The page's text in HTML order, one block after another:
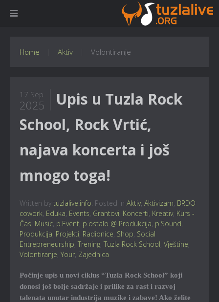
Home Aktiv Volontiranje
17 Sep
2025
Upis u Tuzla Rock
School, Rock Vrtić,
najava koncerta i još
mnogo toga!
Written by tuzlalive.info. Posted in Aktiv, Aktivizam, BRDO
cowork, Eduka, Events, Grantovi, Koncerti, Kreativ, Kurs -
Čas, Music, p.Event, p.ostalo @ Produkcija, p.Sound,
Produkcija, Projekti, Radionice, Shop, Social
Entrepreneurship, Trening, Tuzla Rock School, Vještine,
Volontiranje, Your, Zajednica
Počinje upis u novi ciklus “Tuzla Rock School” koji
donosi još bolje sadržaje i prilike za rast i razvoj
talenata unutar industrija muzike i zabave! Ako želite